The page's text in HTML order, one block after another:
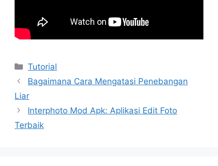
Kategori
Tutorial
Bagaimana Cara Mengatasi Penebangan
Liar
Interphoto Mod Apk: Aplikasi Edit Foto
Terbaik